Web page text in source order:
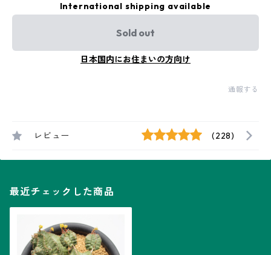
International shipping available
Sold out
日本国内にお住まいの方向け
通報する
レビュー (228)
最近チェックした商品